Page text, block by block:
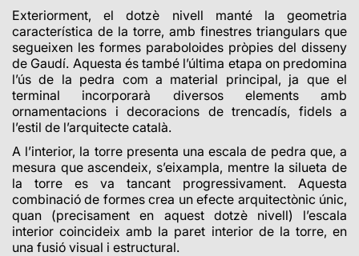
Exteriorment, el dotzè nivell manté la geometria
característica de la torre, amb finestres triangulars que
segueixen les formes paraboloides pròpies del disseny
de Gaudí. Aquesta és també l’última etapa on predomina
l’ús de la pedra com a material principal, ja que el
terminal incorporarà diversos elements amb
ornamentacions i decoracions de trencadís, fidels a
l’estil de l’arquitecte català.
A l’interior, la torre presenta una escala de pedra que, a
mesura que ascendeix, s’eixampla, mentre la silueta de
la torre es va tancant progressivament. Aquesta
combinació de formes crea un efecte arquitectònic únic,
quan (precisament en aquest dotzè nivell) l’escala
interior coincideix amb la paret interior de la torre, en
una fusió visual i estructural.